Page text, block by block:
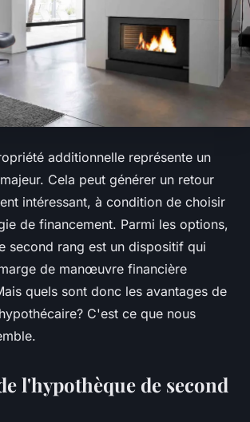
additionnelle représente un
Cela peut générer un retour
intéressant, à condition de choisir
de financement. Parmi les options,
second rang est un dispositif qui
de manœuvre financière
quels sont donc les avantages de
C'est ce que nous
l'hypothèque de second